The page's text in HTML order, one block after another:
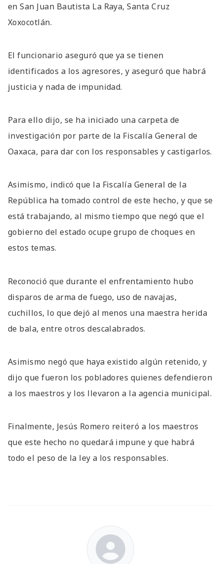
en San Juan Bautista La Raya, Santa Cruz
Xoxocotlán.
El funcionario aseguró que ya se tienen
identificados a los agresores, y aseguró que habrá
justicia y nada de impunidad.
Para ello dijo, se ha iniciado una carpeta de
investigación por parte de la Fiscalía General de
Oaxaca, para dar con los responsables y castigarlos.
Asimismo, indicó que la Fiscalía General de la
República ha tomado control de este hecho, y que se
está trabajando, al mismo tiempo que negó que el
gobierno del estado ocupe grupo de choques en
estos temas.
Reconoció que durante el enfrentamiento hubo
disparos de arma de fuego, uso de navajas,
cuchillos, lo que dejó al menos una maestra herida
de bala, entre otros descalabrados.
Asimismo negó que haya existido algún retenido, y
dijo que fueron los pobladores quienes defendieron
a los maestros y los llevaron a la agencia municipal.
Finalmente, Jesús Romero reiteró a los maestros
que este hecho no quedará impune y que habrá
todo el peso de la ley a los responsables.